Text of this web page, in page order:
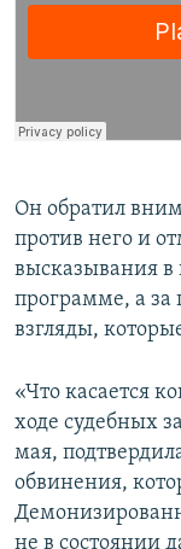
Он обратил
против него и
высказывания в
программе, а за
взгляды,
«Что касается
ходе судебных
мая,
обвинения,
не в состоянии